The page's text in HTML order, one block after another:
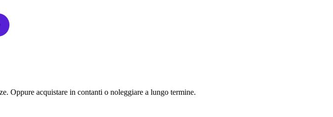
Oppure acquistare in contanti o noleggiare a lungo termine.